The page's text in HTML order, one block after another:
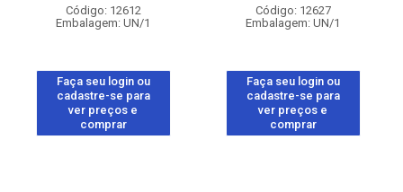
Código: 12612
Embalagem: UN/1
Faça seu login ou
cadastre-se para
ver preços e
comprar
Código: 12627
Embalagem: UN/1
Faça seu login ou
cadastre-se para
ver preços e
comprar